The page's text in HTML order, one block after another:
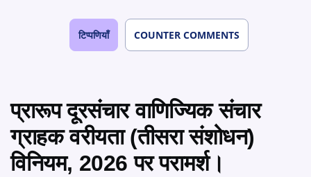
टिप्पणियाँ COUNTER COMMENTS
प्रारूप दूरसंचार वाणिज्यिक संचार
ग्राहक वरीयता (तीसरा संशोधन)
विनियम, 2026 पर परामर्श।